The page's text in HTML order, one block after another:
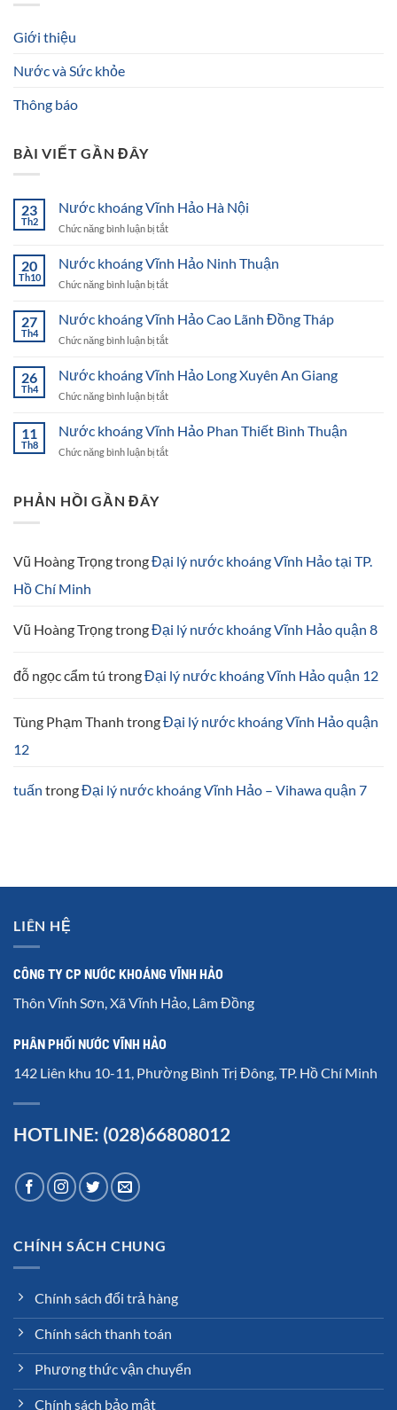
Giới thiệu
Nước và Sức khỏe
Thông báo
BÀI VIẾT GẦN ĐÂY
23
Th2
Nước khoáng Vĩnh Hảo Hà Nội
Chức năng bình luận bị tắtở
khoáng
Hảo
Nội
20
Th10
Nước khoáng Vĩnh Hảo Ninh Thuận
Chức năng bình luận bị tắtở
khoáng
Hảo
Thuận
27
Th4
Nước khoáng Vĩnh Hảo Cao Lãnh Đồng Tháp
Chức năng bình luận bị tắtở
khoáng
Hảo
Lãnh
26
Th4
Nước khoáng Vĩnh Hảo Long Xuyên An Giang
Chức năng bình luận bị tắtở
khoáng
Hảo
11
Th8
Nước khoáng Vĩnh Hảo Phan Thiết Bình Thuận
Chức năng bình luận bị tắtở
Bình
Thuận
PHẢN HỒI GẦN ĐÂY
Vũ Hoàng TrọngtrongĐại lý nước khoáng Vĩnh Hảo tại TP.
Hồ Chí Minh
Vũ Hoàng TrọngtrongĐại lý nước khoáng Vĩnh Hảo quận 8
đỗ ngọc cẩm tú trongĐại lý nước khoáng Vĩnh Hảo quận 12
Tùng Phạm Thanh trongĐại lý nước khoáng Vĩnh Hảo quận
12
tuấn trongĐại lý nước khoáng Vĩnh Hảo – Vihawa quận 7
LIÊN HỆ
CÔNG TY CP NƯỚC KHOÁNG VĨNH HẢO
Thôn Vĩnh Sơn, Xã Vĩnh Hảo, Lâm Đồng
PHÂN PHỐI NƯỚC VĨNH HẢO
142 Liên khu 10-11, Phường Bình Trị Đông, TP. Hồ Chí Minh
HOTLINE: (028)66808012
CHÍNH SÁCH CHUNG
Chính sách đổi trả hàng
Chính sách thanh toán
Phương thức vận chuyển
Chính sách bảo mật